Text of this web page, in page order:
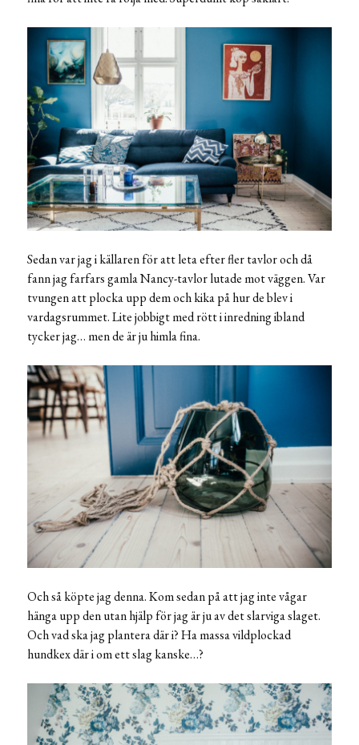
Sedan var jag i källaren för att leta efter fler tavlor och då
fann jag farfars gamla Nancy-tavlor lutade mot väggen. Var
tvungen att plocka upp dem och kika på hur de blev i
vardagsrummet. Lite jobbigt med rött i inredning ibland
tycker jag… men de är ju himla fina.
Och så köpte jag denna. Kom sedan på att jag inte vågar
hänga upp den utan hjälp för jag är ju av det slarviga slaget.
Och vad ska jag plantera där i? Ha massa vildplockad
hundkex där i om ett slag kanske…?